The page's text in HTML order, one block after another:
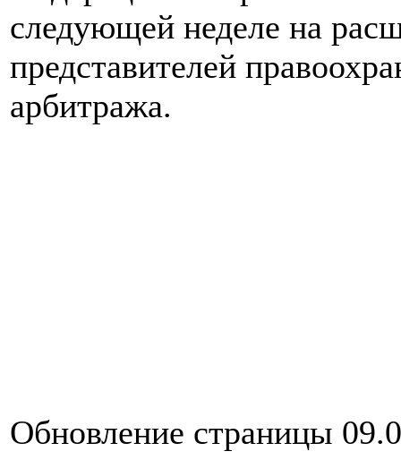
следующей неделе на
представителей
арбитража.
Обновление страницы